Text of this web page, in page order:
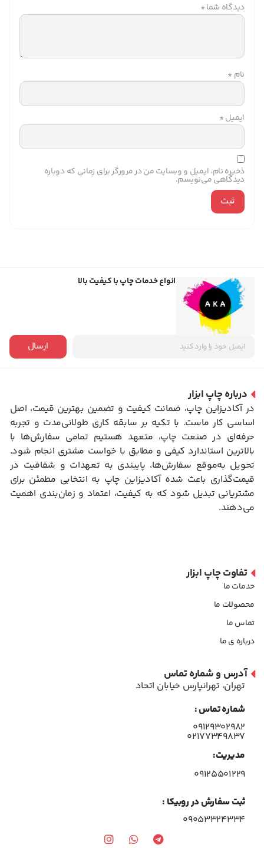
دیدگاه شما*
نام *
ایمیل*
ذخیره نام، ایمیل و وبسایت من در مرورگر برای زمانی که دوباره
دیدگاهی می‌نویسم.
انواع خدمات چاپ با کیفیت بالا
ارسال
درباره چاپ ابزار
در آکادیزاین چاپ، ضمانت کیفیت و تضمین بهترین قیمت، اصل
اساسی کار ماست. با تکیه بر سابقه کاری طولانی‌مدت و تجربه
حرفه‌ای در صنعت چاپ، متعهد هستیم تمامی سفارش‌ها با
بالاترین استاندارد کیفی و مطابق با خواست مشتری انجام شود.
تحویل به‌موقع سفارش‌ها، پایبندی به تعهدات و شفافیت در
قیمت‌گذاری باعث شده آکادیزاین چاپ به انتخابی مطمئن برای
مشتریانی تبدیل شود که به کیفیت، اعتماد و زمان‌بندی اهمیت
می‌دهند.
تفاوت چاپ ابزار
خدمات ما
محصولات ما
تماس ما
درباره ی ما
آدرس و شماره تماس
تهران، تهرانپارس خیابان اتحاد
شماره تماس :
۰۹۱۲۹۳۰۲۹۸۲
۰۲۱۷۷۳۴۹۸۳۷
مدیریت:
۰۹۱۲۵۵۰۱۲۲۹
ثبت سفارش در روبیکا :
09053324334